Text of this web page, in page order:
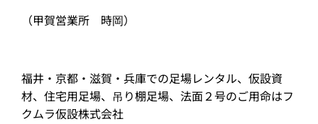
（甲賀営業所 時岡）
福井・京都・滋賀・兵庫での足場レンタル、仮設資
材、住宅用足場、吊り棚足場、法面２号のご用命はフ
クムラ仮設株式会社